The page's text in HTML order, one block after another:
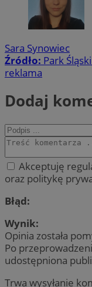
Sara Synowiec
Źródło: Park
reklama
Dodaj
Akceptuję
oraz politykę
Błąd:
Wynik:
Opinia została
Po
udostępniona
Trwa wysyłanie